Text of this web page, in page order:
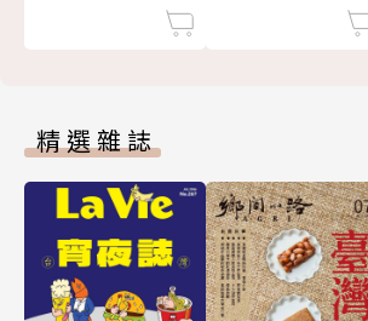
精選雜誌